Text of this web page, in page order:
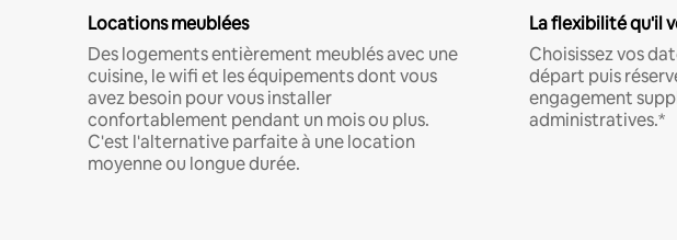
Locations meublées
Des logements entièrement meublés avec une
cuisine, le wifi et les équipements dont vous
avez besoin pour vous installer
confortablement pendant un mois ou plus.
C'est l'alternative parfaite à une location
moyenne ou longue durée.
La flexibilité qu'il
Choisissez vos
départ puis
engagement
administratives.*